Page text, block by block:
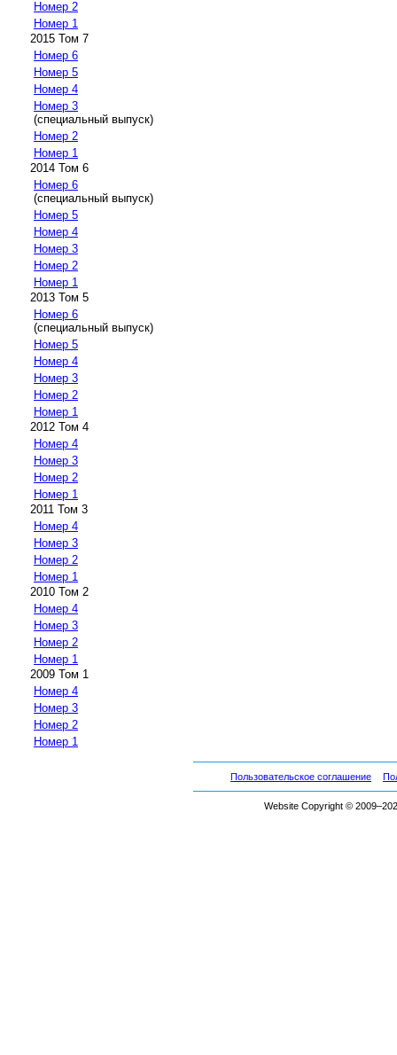
Номер 2
Номер 1
2015 Том 7
Номер 6
Номер 5
Номер 4
Номер 3
(специальный выпуск)
Номер 2
Номер 1
2014 Том 6
Номер 6
(специальный выпуск)
Номер 5
Номер 4
Номер 3
Номер 2
Номер 1
2013 Том 5
Номер 6
(специальный выпуск)
Номер 5
Номер 4
Номер 3
Номер 2
Номер 1
2012 Том 4
Номер 4
Номер 3
Номер 2
Номер 1
2011 Том 3
Номер 4
Номер 3
Номер 2
Номер 1
2010 Том 2
Номер 4
Номер 3
Номер 2
Номер 1
2009 Том 1
Номер 4
Номер 3
Номер 2
Номер 1
Пользовательское соглашение
Website Copyright ©